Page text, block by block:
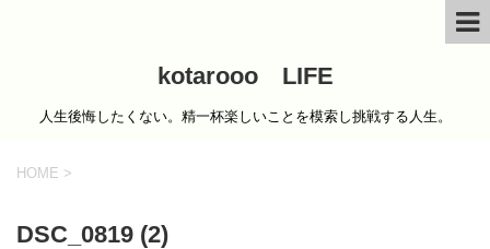
kotarooo LIFE
人生後悔したくない。精一杯楽しいことを模索し挑戦する人生。
HOME >
DSC_0819 (2)